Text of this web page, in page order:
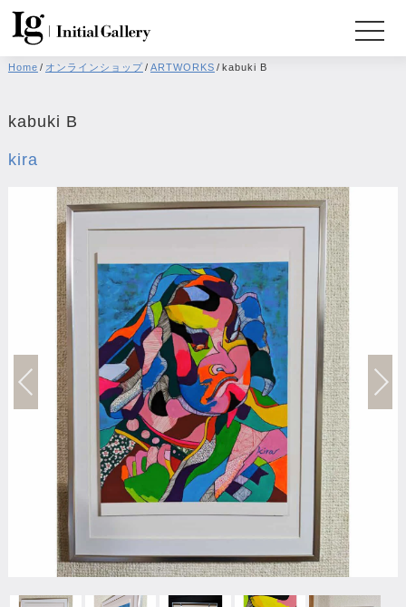
Home / オンラインショップ/ ARTWORKS / kabuki B
kabuki B
kira